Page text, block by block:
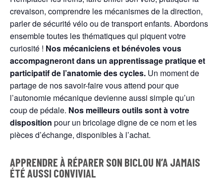
crevaison, comprendre les mécanismes de la direction,
parler de sécurité vélo ou de transport enfants. Abordons
ensemble toutes les thématiques qui piquent votre
curiosité ! Nos mécaniciens et bénévoles vous
accompagneront dans un apprentissage pratique et
participatif de l’anatomie des cycles. Un moment de
partage de nos savoir-faire vous attend pour que
l’autonomie mécanique devienne aussi simple qu’un
coup de pédale. Nos meilleurs outils sont à votre
disposition pour un bricolage digne de ce nom et les
pièces d’échange, disponibles à l’achat.
APPRENDRE À RÉPARER SON BICLOU N’A JAMAIS
ÉTÉ AUSSI CONVIVIAL